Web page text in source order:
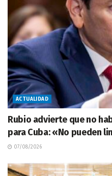
ACTUALIDAD
Rubio advierte que no
para Cuba: «No pueden
07/08/2026